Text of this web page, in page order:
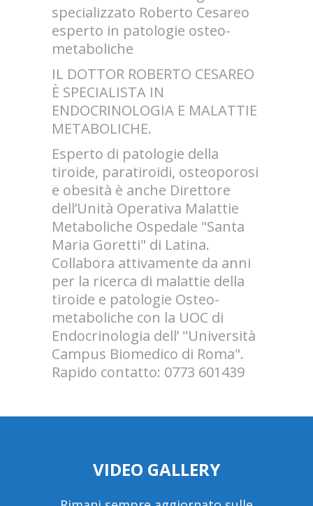
specializzato Roberto Cesareo
esperto in patologie osteo-
metaboliche
IL DOTTOR ROBERTO CESAREO
È SPECIALISTA IN
ENDOCRINOLOGIA E MALATTIE
METABOLICHE.
Esperto di patologie della
tiroide, paratiroidi, osteoporosi
e obesità è anche Direttore
dell’Unità Operativa Malattie
Metaboliche Ospedale "Santa
Maria Goretti" di Latina.
Collabora attivamente da anni
per la ricerca di malattie della
tiroide e patologie Osteo-
metaboliche con la UOC di
Endocrinologia dell’ "Università
Campus Biomedico di Roma".
Rapido contatto: 0773 601439
VIDEO GALLERY